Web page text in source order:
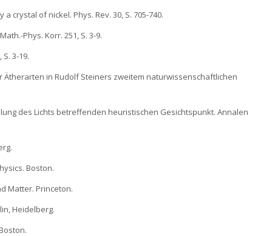
crystal of nickel. Phys. Rev. 30, S. 705-740.
Phys. Korr. 251, S. 3-9.
3-19.
Ätherarten in Rudolf Steiners zweitem naturwissenschaftlichen
des Lichts betreffenden heuristischen Gesichtspunkt. Annalen
Boston.
Matter. Princeton.
Heidelberg.